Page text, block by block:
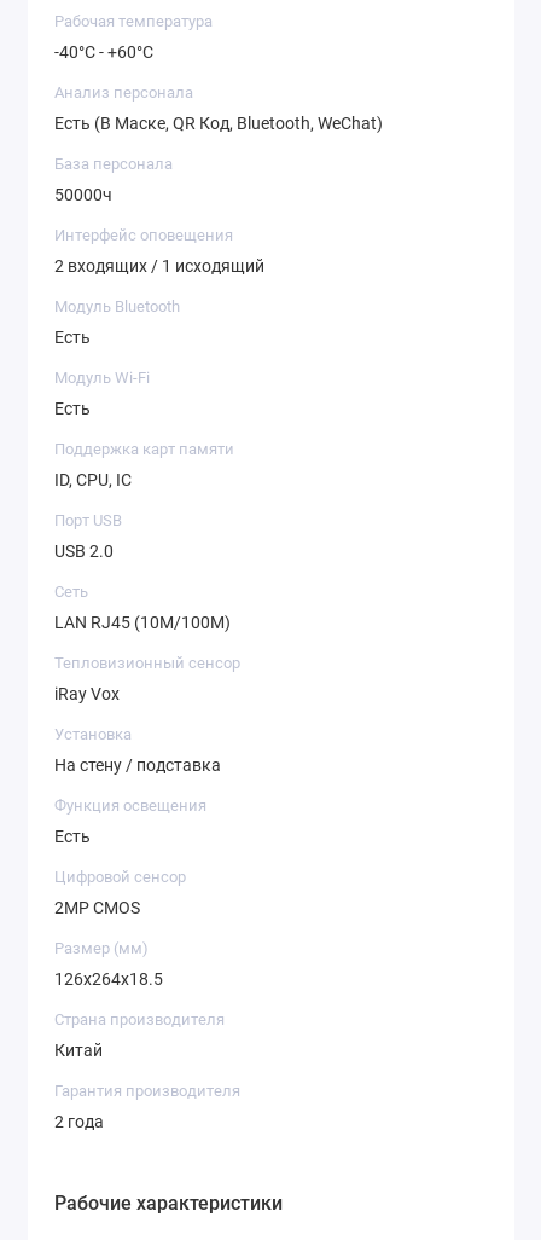
Рабочая температура
-40°C - +60°C
Анализ персонала
Есть (В Маске, QR Код, Bluetooth, WeChat)
База персонала
50000ч
Интерфейс оповещения
2 входящих / 1 исходящий
Модуль Bluetooth
Есть
Модуль Wi-Fi
Есть
Поддержка карт памяти
ID, CPU, IC
Порт USB
USB 2.0
Сеть
LAN RJ45 (10M/100M)
Тепловизионный сенсор
iRay Vox
Установка
На стену / подставка
Функция освещения
Есть
Цифровой сенсор
2MP CMOS
Размер (мм)
126x264x18.5
Страна производителя
Китай
Гарантия производителя
2 года
Рабочие характеристики